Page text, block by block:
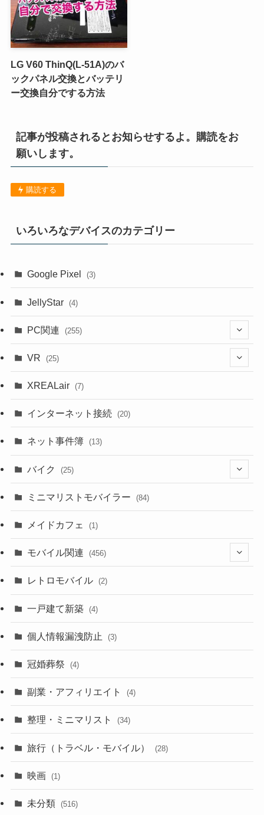
LG V60 ThinQ(L-51A)のバ
ックパネル交換とバッテリ
ー交換自分でする方法
記事が投稿されるとお知らせするよ。購読をお
願いします。
購読する
いろいろなデバイスのカテゴリー
Google Pixel (3)
JellyStar (4)
PC関連 (255)
(9)
(1)
(18)
(2)
(10)
(18)
(19)
(6)
(8)
(9)
VR (25)
(18)
(13)
XREALair (7)
インターネット接続 (20)
ネット事件簿 (13)
バイク (25)
(8)
(23)
ミニマリストモバイラー (84)
メイドカフェ (1)
モバイル関連 (456)
(3)
(3)
(6)
レトロモバイル (2)
一戸建て新築 (4)
個人情報漏洩防止 (3)
冠婚葬祭 (4)
副業・アフィリエイト (4)
整理・ミニマリスト (34)
旅行（トラベル・モバイル） (28)
映画 (1)
未分類 (516)